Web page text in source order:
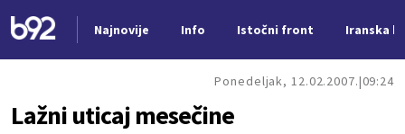
Najnovije Info Istočni front Iranska
Ponedeljak, 12.02.2007. 09:24
Lažni uticaj mesečine